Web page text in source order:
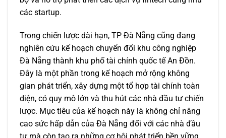
các startup.
Trong chiến lược dài hạn, TP Đà Nẵng cũng đang
nghiên cứu kế hoạch chuyển đổi khu công nghiệp
Đà Nẵng thành khu phố tài chính quốc tế An Đồn.
Đây là một phần trong kế hoạch mở rộng không
gian phát triển, xây dựng một tổ hợp tài chính toàn
diện, có quy mô lớn và thu hút các nhà đầu tư chiến
lược. Mục tiêu của kế hoạch này là không chỉ nâng
cao sức hấp dẫn của Đà Nẵng đối với các nhà đầu
tư mà còn tạo ra những cơ hội phát triển bền vững